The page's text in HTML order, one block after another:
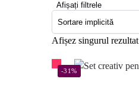
Afișați filtrele
Afișez singurul rezultat
-31%